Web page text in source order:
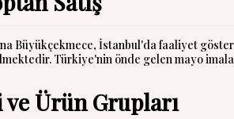
Büyükçekmece, İstanbul'da faaliyet
Türkiye'nin önde gelen mayo
Ürün Grupları